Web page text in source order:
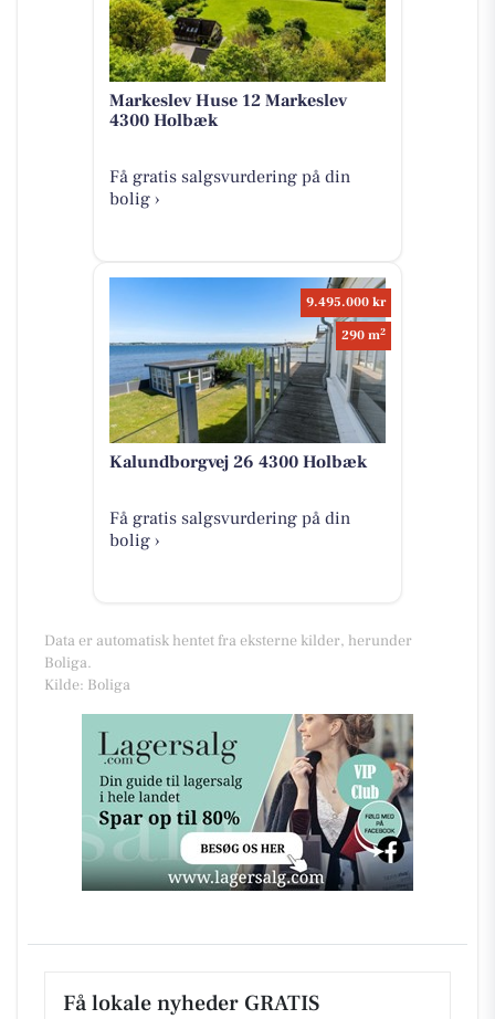
Markeslev Huse 12 Markeslev
4300 Holbæk
Få gratis salgsvurdering på din
bolig ›
9.495.000 kr
290 m2
Kalundborgvej 26 4300 Holbæk
Få gratis salgsvurdering på din
bolig ›
Data er automatisk hentet fra eksterne kilder, herunder
Boliga.
Kilde: Boliga
Få lokale nyheder GRATIS